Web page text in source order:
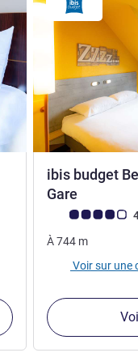
ibis budget
Gare
Note Avis clients
À744 m
Voir sur une